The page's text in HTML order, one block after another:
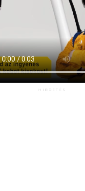
HIRDETÉS